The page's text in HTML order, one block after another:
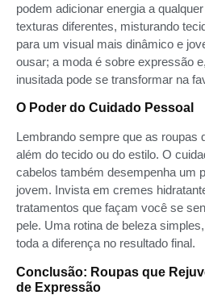
podem adicionar energia a
texturas diferentes, misturando
para um visual mais dinâmico e
ousar; a moda é sobre expressão
inusitada pode se transformar na
O Poder do Cuidado Pessoal
Lembrando sempre que as roupas
além do tecido ou do estilo. O
cabelos também desempenha um
jovem. Invista em cremes
tratamentos que façam você se
pele. Uma rotina de beleza
toda a diferença no resultado final.
Conclusão: Roupas que
de Expressão